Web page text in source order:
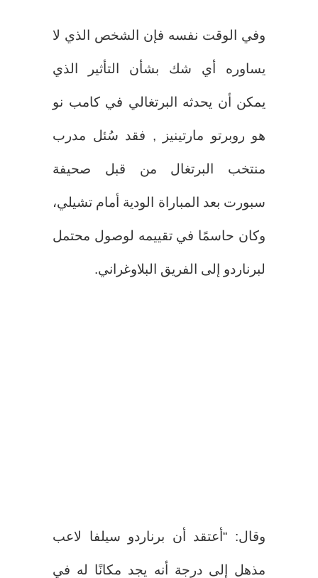
وفي الوقت نفسه فإن الشخص الذي لا
يساوره أي شك بشأن التأثير الذي
يمكن أن يحدثه البرتغالي في كامب نو
هو روبرتو مارتينيز , فقد سُئل مدرب
منتخب البرتغال من قبل صحيفة
سبورت بعد المباراة الودية أمام تشيلي،
وكان حاسمًا في تقييمه لوصول محتمل
لبرناردو إلى الفريق البلاوغراني.
وقال: “أعتقد أن برناردو سيلفا لاعب
مذهل إلى درجة أنه يجد مكانًا له في